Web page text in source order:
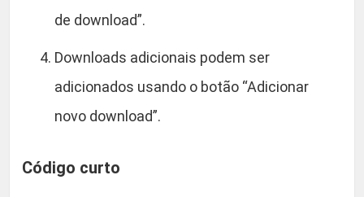
de download”.
Downloads adicionais podem ser
adicionados usando o botão “Adicionar
novo download”.
Código curto